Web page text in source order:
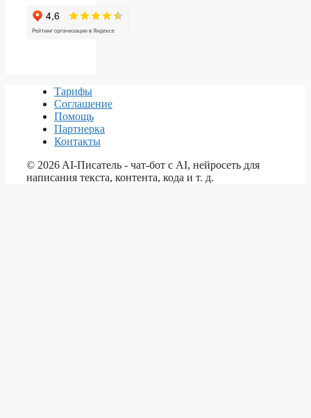
Тарифы
Соглашение
Помощь
Партнерка
Контакты
© 2026 AI-Писатель - чат-бот с AI, нейросеть для
написания текста, контента, кода и т. д.